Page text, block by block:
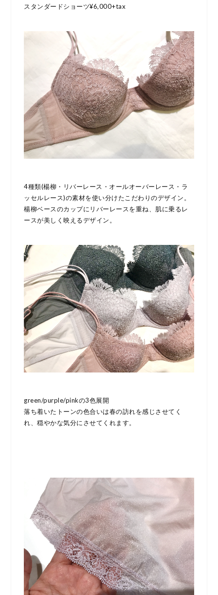
スタンダードショーツ¥6,000+tax
4種類(楊柳・リバーレース・オールオーバーレース・ラ
ッセルレース)の素材を使い分けたこだわりのデザイン。
楊柳ベースのカップにリバーレースを重ね、肌に乗るレ
ースが美しく映えるデザイン。
green/purple/pinkの3色展開
落ち着いたトーンの色合いは春の訪れを感じさせてく
れ、穏やかな気分にさせてくれます。